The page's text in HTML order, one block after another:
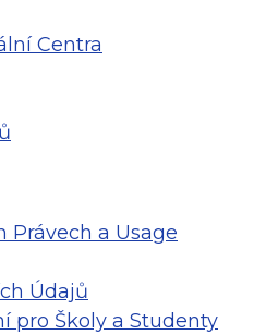
Centra
Právech a Usage
Údajů
pro Školy a Studenty